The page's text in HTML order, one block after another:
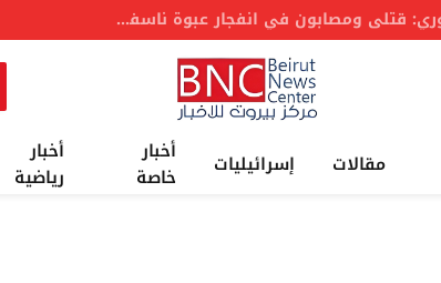
مقالات إسرائيليات
أخبار
خاصة
أخبار
رياضية